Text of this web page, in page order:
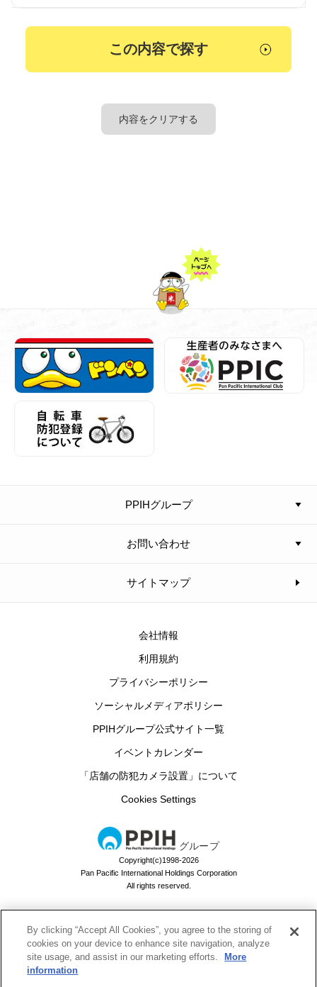
PPIHグループ
お問い合わせ
サイトマップ
会社情報
利用規約
プライバシーポリシー
ソーシャルメディアポリシー
PPIHグループ公式サイト一覧
イベントカレンダー
「店舗の防犯カメラ設置」について
Cookies Settings
グループ
Copyright(c)1998-2026
Pan Pacific International Holdings Corporation
All rights reserved.
By clicking “Accept All Cookies”, you agree to the storing of
cookies on your device to enhance site navigation, analyze
site usage, and assist in our marketing efforts.
More
information
ドン・キホーテのお買い物アプリ
ドンキでお買い物するなら必須！